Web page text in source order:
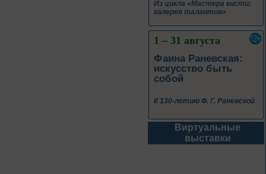
Из цикла «Мастера кисти:
галерея талантов»
1 – 31 августа
Фаина Раневская:
искусство быть
собой
К 130-летию Ф. Г. Раневской
1 – 31 августа
Виртуальные
выставки